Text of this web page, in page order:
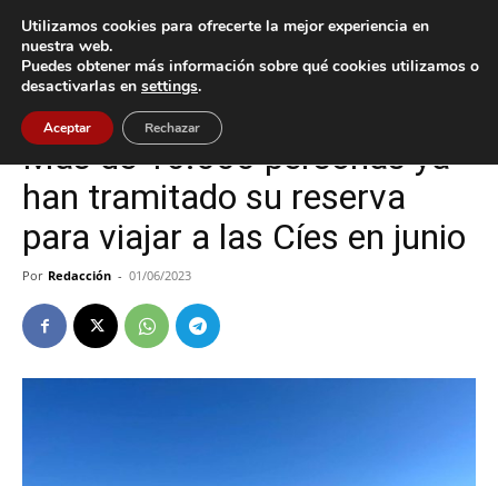
Inicio Baiona
Baiona Cultura / Ocio
Más de 16.000 personas ya
han tramitado su reserva
para viajar a las Cíes en junio
Por Redacción - 01/06/2023
Utilizamos cookies para ofrecerte la mejor experiencia en
nuestra web.
Puedes obtener más información sobre qué cookies utilizamos o
desactivarlas en settings.
Aceptar Rechazar